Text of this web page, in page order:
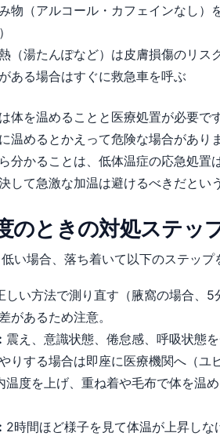
物（アルコール・カフェインなし）
（湯たんぽなど）は皮膚損傷のリス
ある場合はすぐに救急車を呼ぶ
体を温めることと医療処置が必要で
温めるとかえって危険な場合があり
分かることは、低体温症の応急処置
して急激な加温は避けるべきだとい
のときの対処ステッ
い場合、落ち着いて以下のステップ
しい方法で測り直す（腋窩の場合、
があるため注意。
震え、意識状態、倦怠感、呼吸状態
りする場合は即座に医療機関へ（ユ
温度を上げ、重ね着や毛布で体を温
2時間ほど様子を見て体温が上昇し